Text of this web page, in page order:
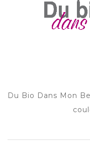
Du Bio Dans Mon